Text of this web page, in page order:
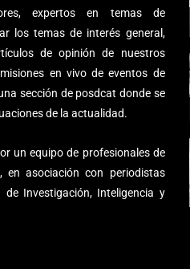
expertos en temas de
los temas de interés general,
de opinión de nuestros
en vivo de eventos de
sección de posdcat donde se
de la actualidad.
un equipo de profesionales de
en asociación con periodistas
Investigación, Inteligencia y